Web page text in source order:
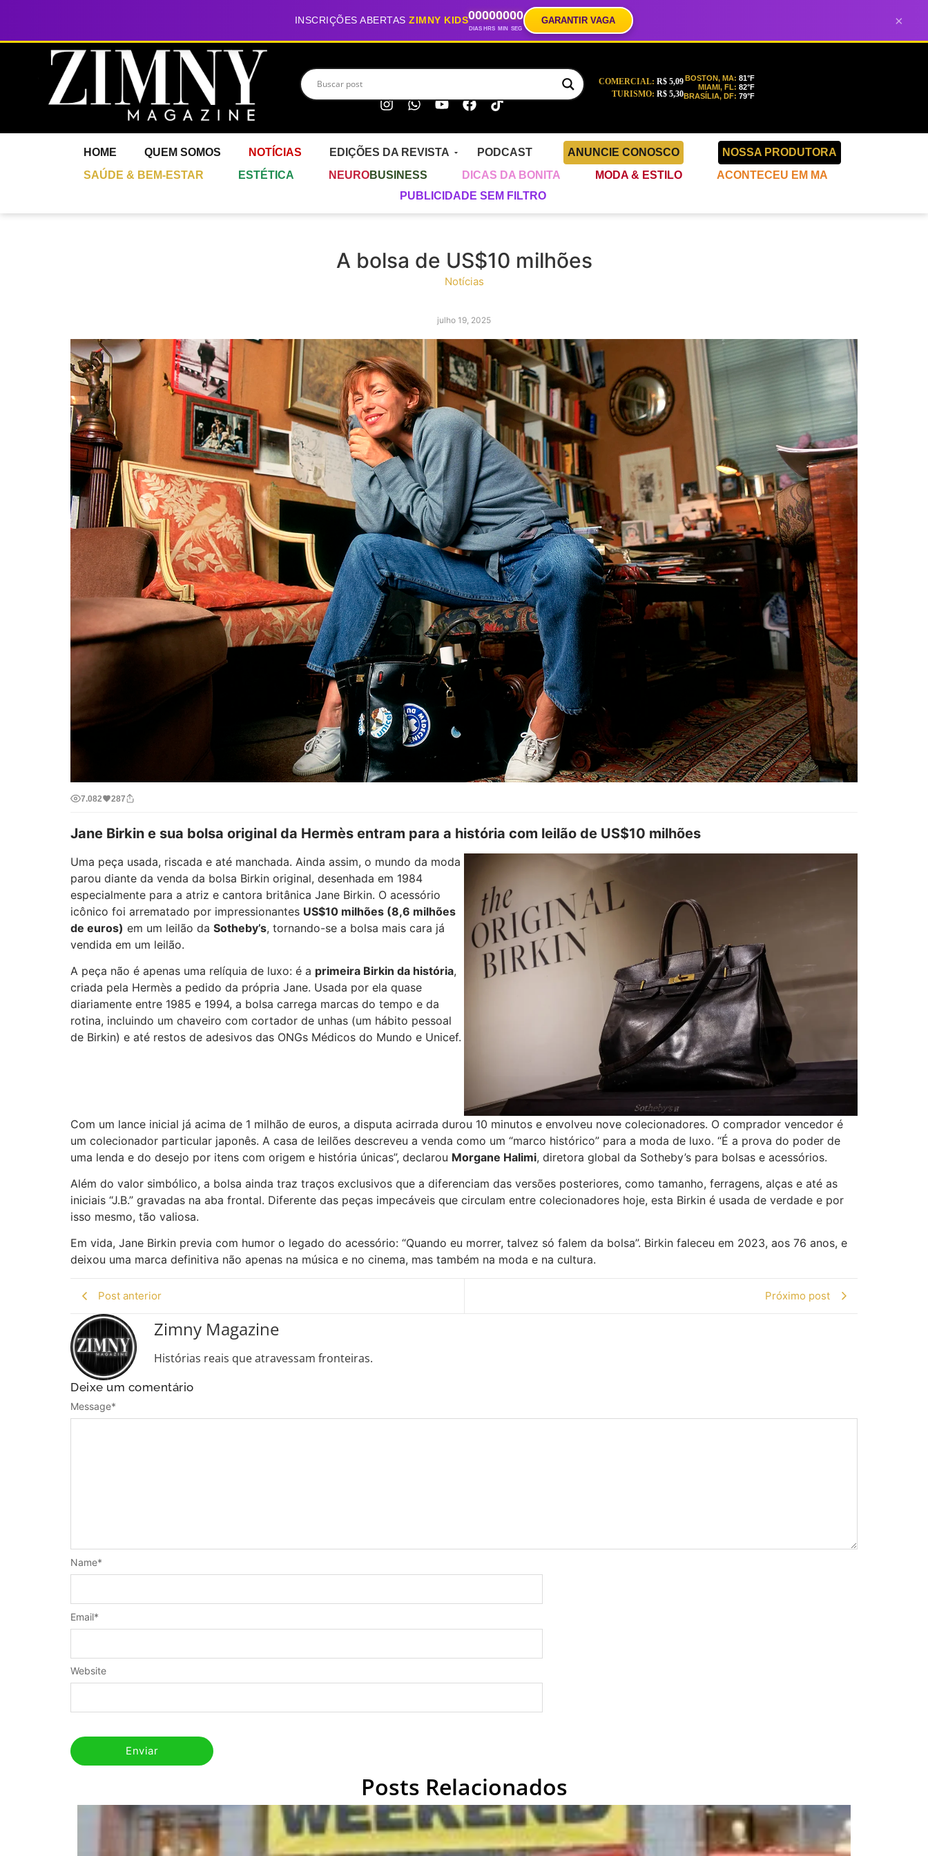
INSCRIÇÕES ABERTASZIMNY KIDS00
DIAS
00
HRS
00
MIN
00
SEG
GARANTIR VAGA ×
COMERCIAL: R$ 5,09
TURISMO: R$ 5,30
BOSTON, MA: 81°F
MIAMI, FL: 82°F
BRASÍLIA, DF: 79°F
HOME QUEM SOMOS NOTÍCIAS EDIÇÕES DA REVISTA PODCAST ANUNCIE CONOSCO
NOSSA PRODUTORA
SAÚDE & BEM-ESTAR
ESTÉTICA NEUROBUSINESS DICAS DA BONITA MODA & ESTILO
ACONTECEU EM MA
PUBLICIDADE SEM FILTRO
A bolsa de US$10 milhões
Notícias
julho 19, 2025
7.082 287
Jane Birkin e sua bolsa original da Hermès entram para a história com leilão de US$10 milhões
Uma peça usada, riscada e até manchada. Ainda assim, o mundo da moda
parou diante da venda da bolsa Birkin original, desenhada em 1984
especialmente para a atriz e cantora britânica Jane Birkin. O acessório
icônico foi arrematado por impressionantes US$10 milhões (8,6 milhões
de euros) em um leilão da Sotheby’s, tornando-se a bolsa mais cara já
vendida em um leilão.
A peça não é apenas uma relíquia de luxo: é a primeira Birkin da história,
criada pela Hermès a pedido da própria Jane. Usada por ela quase
diariamente entre 1985 e 1994, a bolsa carrega marcas do tempo e da
rotina, incluindo um chaveiro com cortador de unhas (um hábito pessoal
de Birkin) e até restos de adesivos das ONGs Médicos do Mundo e Unicef.
Com um lance inicial já acima de 1 milhão de euros, a disputa acirrada durou 10 minutos e envolveu nove colecionadores. O comprador vencedor é
um colecionador particular japonês. A casa de leilões descreveu a venda como um “marco histórico” para a moda de luxo. “É a prova do poder de
uma lenda e do desejo por itens com origem e história únicas”, declarou Morgane Halimi, diretora global da Sotheby’s para bolsas e acessórios.
Além do valor simbólico, a bolsa ainda traz traços exclusivos que a diferenciam das versões posteriores, como tamanho, ferragens, alças e até as
iniciais “J.B.” gravadas na aba frontal. Diferente das peças impecáveis que circulam entre colecionadores hoje, esta Birkin é usada de verdade e por
isso mesmo, tão valiosa.
Em vida, Jane Birkin previa com humor o legado do acessório: “Quando eu morrer, talvez só falem da bolsa”. Birkin faleceu em 2023, aos 76 anos, e
deixou uma marca definitiva não apenas na música e no cinema, mas também na moda e na cultura.
Post anterior Próximo post
Zimny Magazine
Histórias reais que atravessam fronteiras.
Deixe um comentário
Message*
Name*
Email*
Website
Posts Relacionados